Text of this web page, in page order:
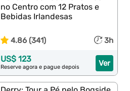
no Centro com 12 Pratos e
Bebidas Irlandesas
4.86 (341) 3h
Ver
US$ 123
Reserve agora e pague depois